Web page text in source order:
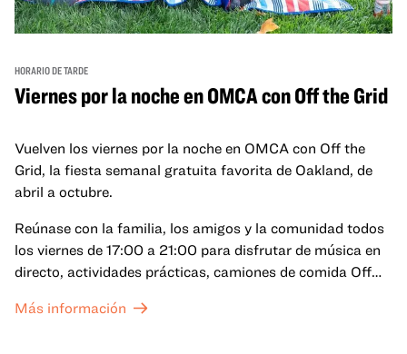
HORARIO DE TARDE
Viernes por la noche en OMCA con Off the Grid
Vuelven los viernes por la noche en OMCA con Off the
Grid, la fiesta semanal gratuita favorita de Oakland, de
abril a octubre.
Reúnase con la familia, los amigos y la comunidad todos
los viernes de 17:00 a 21:00 para disfrutar de música en
directo, actividades prácticas, camiones de comida Off
exposiciones especiales, con una
Más información